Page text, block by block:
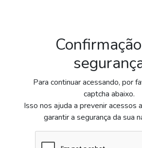
Para continuar acessando, por
captcha abaixo.
Isso nos ajuda a prevenir acessos
garantir a segurança da sua